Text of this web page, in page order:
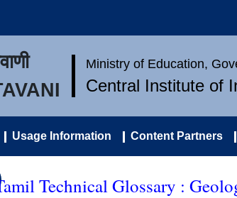
Ministry of Education,
Central Institute of
Usage Information Content Partners
Technical Glossary :